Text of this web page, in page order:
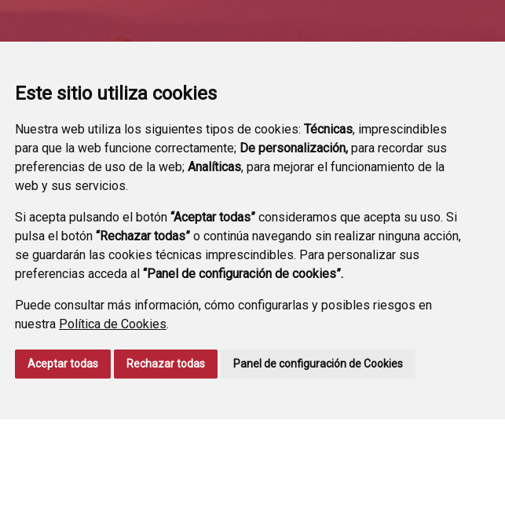
Este sitio utiliza cookies
Nuestra web utiliza los siguientes tipos de cookies: Técnicas, imprescindibles
para que la web funcione correctamente; De personalización, para recordar sus
preferencias de uso de la web; Analíticas, para mejorar el funcionamiento de la
web y sus servicios.
Si acepta pulsando el botón “Aceptar todas” consideramos que acepta su uso. Si
pulsa el botón “Rechazar todas” o continúa navegando sin realizar ninguna acción,
se guardarán las cookies técnicas imprescindibles. Para personalizar sus
preferencias acceda al “Panel de configuración de cookies”.
Puede consultar más información, cómo configurarlas y posibles riesgos en
nuestra Política de Cookies.
Aceptar todas Rechazar todas Panel de configuración de Cookies
MEDIDAS ANTIFRAUDE PERFIL CONTRATANTE